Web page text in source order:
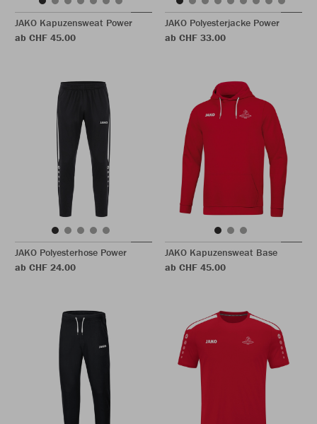
JAKO Kapuzensweat Power
ab CHF 45.00
JAKO Polyesterjacke Power
ab CHF 33.00
JAKO Polyesterhose Power
ab CHF 24.00
JAKO Kapuzensweat Base
ab CHF 45.00